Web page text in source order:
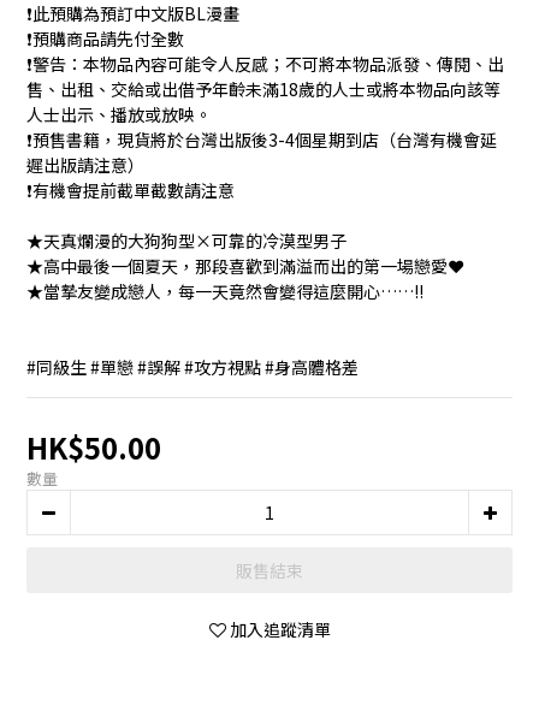
❗️此預購為預訂中文版BL漫畫
❗️預購商品請先付全數
❗️警告：本物品內容可能令人反感；不可將本物品派發、傳閱、出
售、出租、交給或出借予年齡未滿18歲的人士或將本物品向該等
人士出示、播放或放映。
❗️預售書籍，現貨將於台灣出版後3-4個星期到店（台灣有機會延
遲出版請注意）
❗️有機會提前截單截數請注意
★天真爛漫的大狗狗型×可靠的冷漠型男子
★高中最後一個夏天，那段喜歡到滿溢而出的第一場戀愛❤︎
★當摯友變成戀人，每一天竟然會變得這麼開心……!!
#同級生 #單戀 #誤解 #攻方視點 #身高體格差
HK$50.00
數量
販售結束
加入追蹤清單